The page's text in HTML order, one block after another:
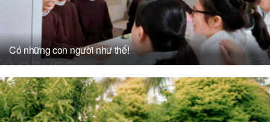
Có những con người như thế!